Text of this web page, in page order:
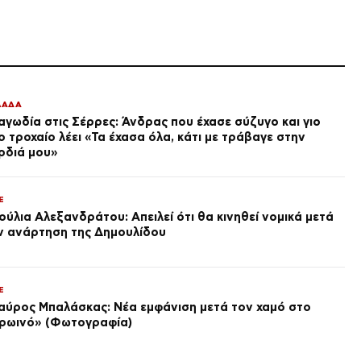
– Στη μάχη της κατάσβεσης
LIFE
Δανάη Μπάρκα: «Πήγα, της
Ολυμπιακός ανακοίνωσε την
απόκτηση του Τζουλιάνο
Ισπανία: Δεκάδες
αγνοούμενοι μετανάστες στη
στις Σέρρες: Άνδρας που έχασε σύζυγο και γιο
τροχαίο λέει «Τα έχασα όλα, κάτι με τράβαγε στην
μου»
Αλεξανδράτου: Απειλεί ότι θα κινηθεί νομικά μετά
ανάρτηση της Δημουλίδου
Μπαλάσκας: Νέα εμφάνιση μετά τον χαμό στο
(Φωτογραφία)